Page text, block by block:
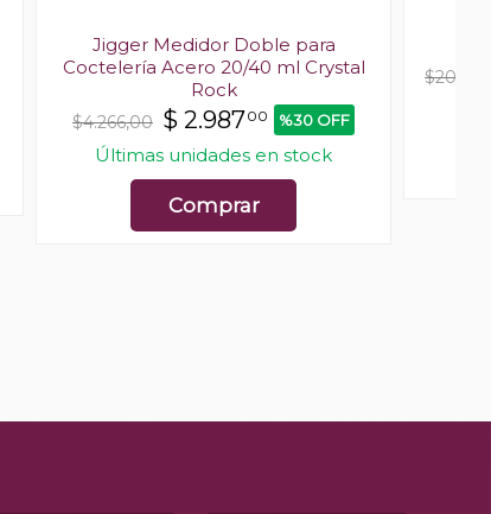
Jigger Medidor Doble para
Coctelería Acero 20/40 ml Crystal
Rock
$4.266,00 $ 2.98700 %30 OFF
Últimas unidades en stock
Comprar